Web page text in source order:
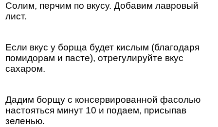
Солим, перчим по вкусу. Добавим лавровый
лист.
Если вкус у борща будет кислым (благодаря
помидорам и пасте), отрегулируйте вкус
сахаром.
Дадим борщу с консервированной фасолью
настояться минут 10 и подаем, присыпав
зеленью.